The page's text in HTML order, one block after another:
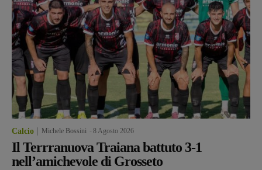
Calcio Michele Bossini 8 Agosto 2026
Il Terrranuova Traiana battuto 3-1
nell’amichevole di Grosseto